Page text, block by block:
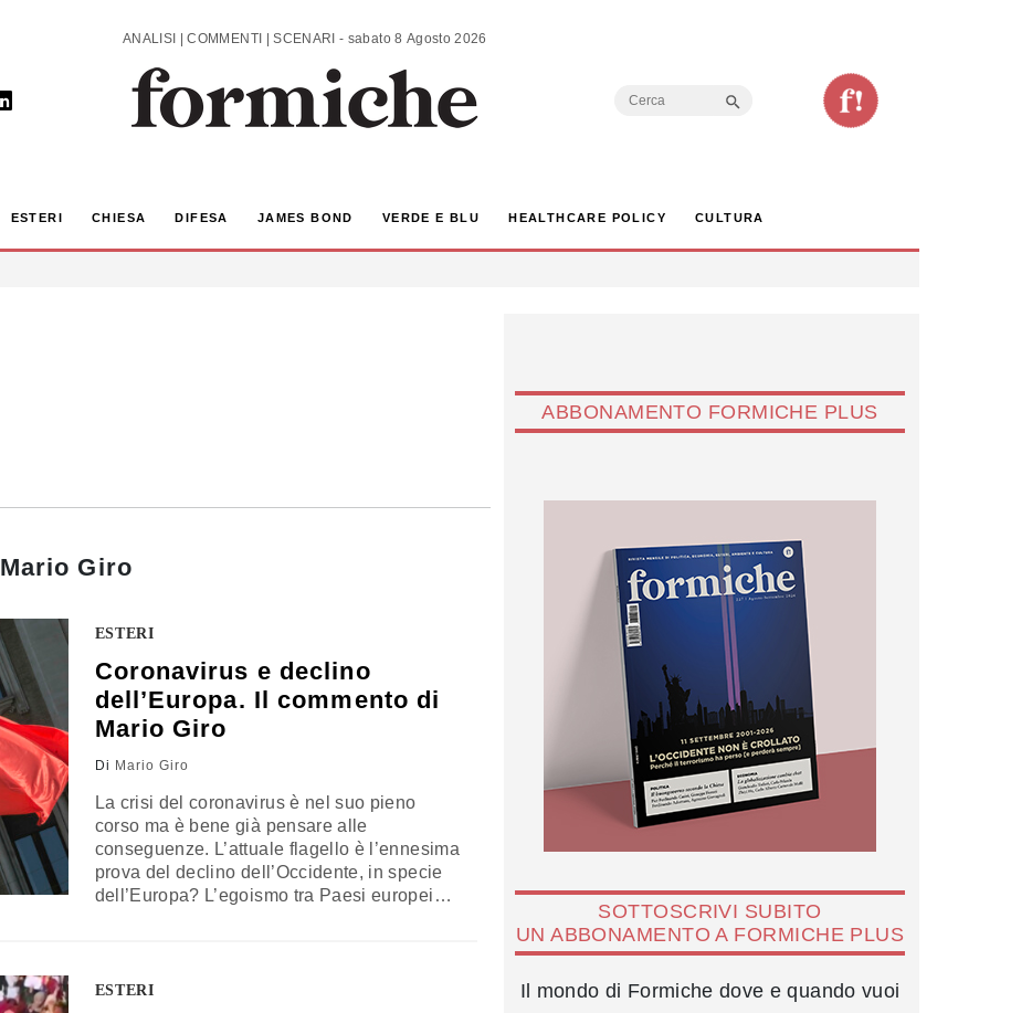
ANALISI | COMMENTI | SCENARI - sabato 8 Agosto 2026
Search
ESTERI CHIESA DIFESA JAMES BOND VERDE E BLU HEALTHCARE POLICY CULTURA
Mario Giro
ESTERI
Coronavirus e declino
dell’Europa. Il commento di
Mario Giro
Di Mario Giro
La crisi del coronavirus è nel suo pieno
corso ma è bene già pensare alle
conseguenze. L’attuale flagello è l’ennesima
prova del declino dell’Occidente, in specie
dell’Europa? L’egoismo tra Paesi europei
che l’Europa piace solo in momenti di
ESTERI
ABBONAMENTO FORMICHE PLUS
SOTTOSCRIVI SUBITO
UN ABBONAMENTO A FORMICHE PLUS
Il mondo di Formiche dove e quando vuoi